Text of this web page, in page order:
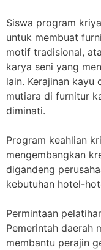
Siswa program
untuk membuat
motif tradisional,
karya seni yang
lain. Kerajinan
mutiara di furnitur
diminati.
Program keahlian
mengembangkan
digandeng
kebutuhan hotel-
Permintaan
Pemerintah daerah
membantu perajin